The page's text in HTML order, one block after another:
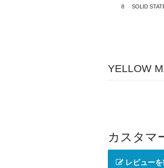
8 SOLID
YELLOW
カスタマ
レビューを